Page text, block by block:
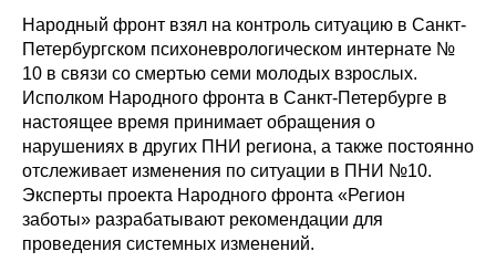
Народный фронт взял на контроль ситуацию в Санкт-
Петербургском психоневрологическом интернате №
10 в связи со смертью семи молодых взрослых.
Исполком Народного фронта в Санкт-Петербурге в
настоящее время принимает обращения о
нарушениях в других ПНИ региона, а также постоянно
отслеживает изменения по ситуации в ПНИ №10.
Эксперты проекта Народного фронта «Регион
заботы» разрабатывают рекомендации для
проведения системных изменений.